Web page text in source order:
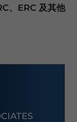
、ERC 及其他